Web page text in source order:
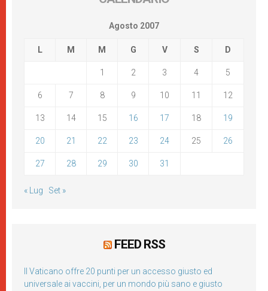
Agosto 2007
L M M G V S D
1 2 3 4 5
6 7 8 9 10 11 12
13 14 15 16 17 18 19
20 21 22 23 24 25 26
27 28 29 30 31
« Lug Set »
FEED RSS
Il Vaticano offre 20 punti per un accesso giusto ed
universale ai vaccini, per un mondo più sano e giusto